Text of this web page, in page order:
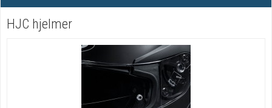
HJC hjelmer